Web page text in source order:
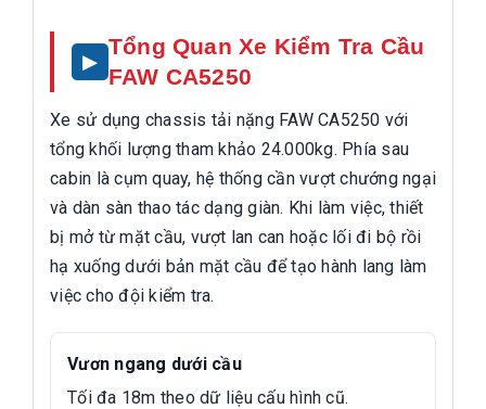
Tổng Quan Xe Kiểm Tra Cầu
FAW CA5250
Xe sử dụng chassis tải nặng FAW CA5250 với
tổng khối lượng tham khảo 24.000kg. Phía sau
cabin là cụm quay, hệ thống cần vượt chướng ngại
và dàn sàn thao tác dạng giàn. Khi làm việc, thiết
bị mở từ mặt cầu, vượt lan can hoặc lối đi bộ rồi
hạ xuống dưới bản mặt cầu để tạo hành lang làm
việc cho đội kiểm tra.
Vươn ngang dưới cầu
Tối đa 18m theo dữ liệu cấu hình cũ.